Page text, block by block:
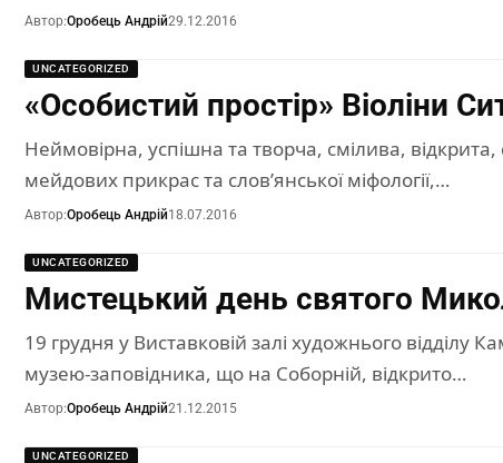
Автор:Оробець Андрій29.12.2016
UNCATEGORIZED
«Особистий простір» Віоліни
Неймовірна, успішна та творча, смілива,
мейдових прикрас та слов’янської міфології,…
Автор:Оробець Андрій18.07.2016
UNCATEGORIZED
Мистецький день святого
19 грудня у Виставковій залі художнього відділу
музею-заповідника, що на Соборній, відкрито…
Автор:Оробець Андрій21.12.2015
UNCATEGORIZED